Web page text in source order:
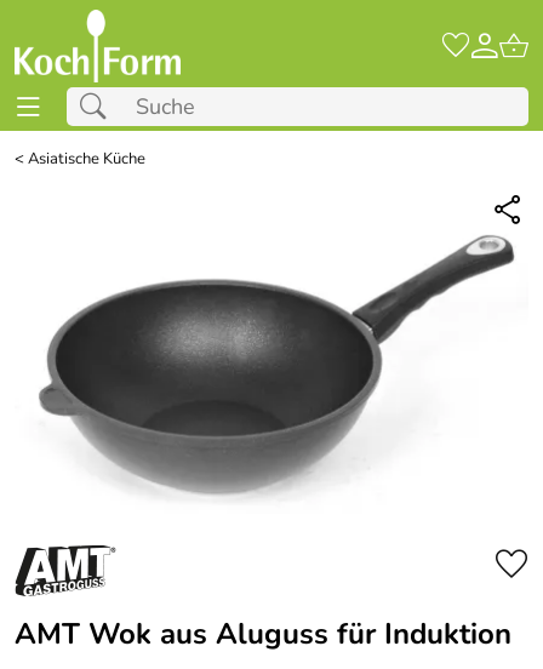
<Asiatische Küche
AMT Wok aus Aluguss für Induktion